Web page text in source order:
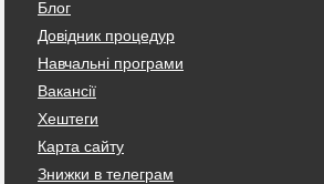
Блог
Довідник процедур
Навчальні програми
Вакансії
Хештеги
Карта сайту
Знижки в телеграм